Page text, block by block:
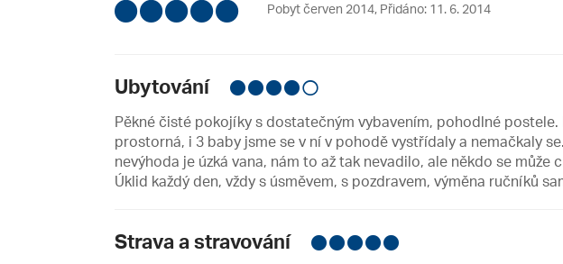
Pobyt červen 2014, Přidáno: 11. 6. 2014
Ubytování
Pěkné čisté pokojíky s dostatečným vybavením, pohodlné postele.
prostorná, i 3 baby jsme se v ní v pohodě vystřídaly a nemačkaly
nevýhoda je úzká vana, nám to až tak nevadilo, ale někdo se může
Úklid každý den, vždy s úsměvem, s pozdravem, výměna ručníků
Strava a stravování